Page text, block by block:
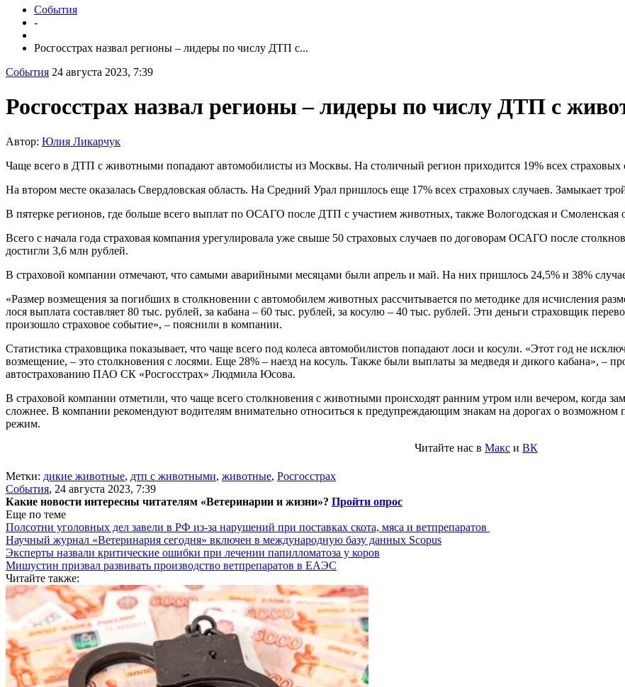
События
-
Росгосстрах назвал регионы – лидеры по числу ДТП с...
События 24 августа 2023, 7:39
Росгосстрах назвал регионы – лидеры по числу ДТП с
Автор: Юлия Ликарчук
Чаще всего в ДТП с животными попадают автомобилисты из Москвы. На столичный регион приходится 19% всех страховых
На втором месте оказалась Свердловская область. На Средний Урал пришлось еще 17% всех страховых случаев. Замыкает
В пятерке регионов, где больше всего выплат по ОСАГО после ДТП с участием животных, также Вологодская и Смоленская
Всего с начала года страховая компания урегулировала уже свыше 50 страховых случаев по договорам ОСАГО после
достигли 3,6 млн рублей.
В страховой компании отмечают, что самыми аварийными месяцами были апрель и май. На них пришлось 24,5% и 38%
«Размер возмещения за погибших в столкновении с автомобилем животных рассчитывается по методике для исчисления
лося выплата составляет 80 тыс. рублей, за кабана – 60 тыс. рублей, за косулю – 40 тыс. рублей. Эти деньги страховщик
произошло страховое событие», – пояснили в компании.
Статистика страховщика показывает, что чаще всего под колеса автомобилистов попадают лоси и косули. «Этот год не
возмещение, – это столкновения с лосями. Еще 28% – наезд на косуль. Также были выплаты за медведя и дикого кабана», –
автострахованию ПАО СК «Росгосстрах» Людмила Юсова.
В страховой компании отметили, что чаще всего столкновения с животными происходят ранним утром или вечером, когда
сложнее. В компании рекомендуют водителям внимательно относиться к предупреждающим знакам на дорогах о возможном
режим.
Читайте нас в Макс и ВК
Метки: дикие животные, дтп с животными, животные, Росгосстрах
События, 24 августа 2023, 7:39
Какие новости интересны читателям «Ветеринарии и жизни»? Пройти опрос
Еще по теме
Полсотни уголовных дел завели в РФ из-за нарушений при поставках скота, мяса и ветпрепаратов
Научный журнал «Ветеринария сегодня» включен в международную базу данных Scopus
Эксперты назвали критические ошибки при лечении папилломатоза у коров
Мишустин призвал развивать производство ветпрепаратов в ЕАЭС
Читайте также: